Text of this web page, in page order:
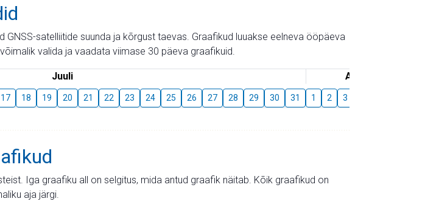
satelliitide suunda ja kõrgust taevas. Graafikud luuakse eelneva ööpäeva
valida ja vaadata viimase 30 päeva graafikuid.
Juuli August
17 18 19 20 21 22 23 24 25 26 27 28 29 30 31 1 2 3
Iga graafiku all on selgitus, mida antud graafik näitab. Kõik graafikud on
aja järgi.